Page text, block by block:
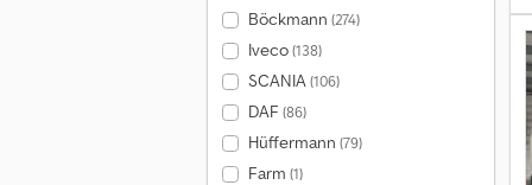
Böckmann (274)
Iveco(138)
SCANIA(106)
DAF (86)
Hüffermann (79)
Farm (1)